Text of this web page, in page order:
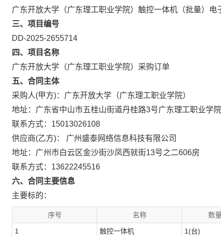
广东开放大学（广东理工职业学院）触控一体机（批量）电
三、项目编号
DD-2025-2655714
四、项目名称
广东开放大学（广东理工职业学院）采购订单
五、合同主体
采购人(甲方)：广东开放大学（广东理工职业学院）
地址：广东省中山市五桂山街道丹桂路3号广东理工职业学院
联系方式：15013026108
供应商(乙方)： 广州盛泰网络信息科技有限公司
地址：广州市白云区金沙街沙凤西就街13号之二606房
联系方式：13622245516
六、合同主要信息
主要标的：
序号 名称 数
1 触控一体机 1(台)